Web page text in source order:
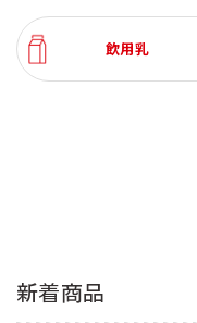
飲用乳
新着商品